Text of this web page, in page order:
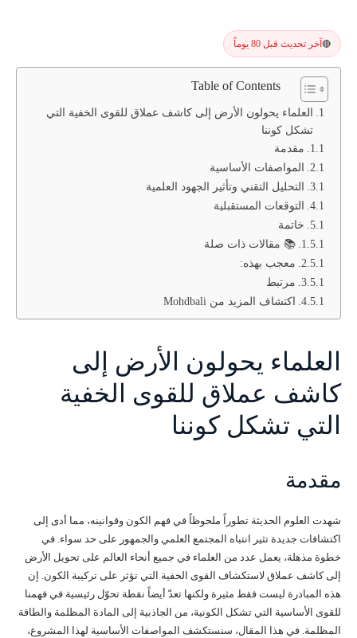
🔴 آخر تحديث قبل 80 يوماً
Table of Contents
العلماء يحولون الأرض إلى كاشف عملاق للقوى الخفية التي
تشكل كوننا
مقدمة
المواصفات الأساسية
التحليل التقني وتأثير الجهود العلمية
التوقعات المستقبلية
خاتمة
📚 مقالات ذات صلة
معجب بهذه:
مرتبط
اكتشاف المزيد من Mohdbali
العلماء يحولون الأرض إلى
كاشف عملاق للقوى الخفية
التي تشكل كوننا
مقدمة
شهدت العلوم الحديثة تطوراً ملحوظاً في فهم الكون وقوانينه، مما أدى إلى
اكتشافات جديدة تثير انتباه المجتمع العلمي والجمهور على حد سواء. في
خطوة مذهلة، يعمل عدد من العلماء في جميع أنحاء العالم على تحويل الأرض
إلى كاشف عملاق لاستكشاف القوى الخفية التي تؤثر على تركيبة الكون. إن
هذه المبادرة ليست فقط مثيرة ولكنها تعدّ أيضاً نقطة تحوّل رئيسية في فهمنا
للقوى الأساسية التي تشكل الكونية، من الجاذبية إلى المادة المظلمة والطاقة
المظلمة. في هذا المقال، سنستكشف المواصفات الأساسية لهذا المشروع،